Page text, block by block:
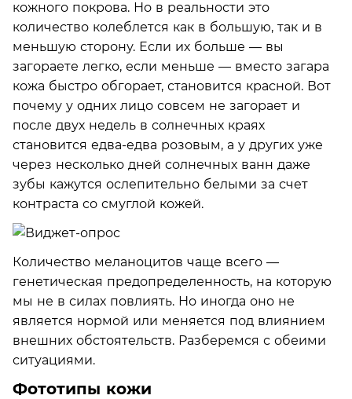
кожного покрова. Но в реальности это
количество колеблется как в большую, так и в
меньшую сторону. Если их больше — вы
загораете легко, если меньше — вместо загара
кожа быстро обгорает, становится красной. Вот
почему у одних лицо совсем не загорает и
после двух недель в солнечных краях
становится едва-едва розовым, а у других уже
через несколько дней солнечных ванн даже
зубы кажутся ослепительно белыми за счет
контраста со смуглой кожей.
Количество меланоцитов чаще всего —
генетическая предопределенность, на которую
мы не в силах повлиять. Но иногда оно не
является нормой или меняется под влиянием
внешних обстоятельств. Разберемся с обеими
ситуациями.
Фототипы кожи